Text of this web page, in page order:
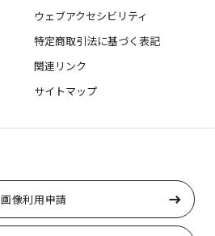
ウェブアクセシビリティ
特定商取引法に基づく表記
関連リンク
サイトマップ
画像利用申請